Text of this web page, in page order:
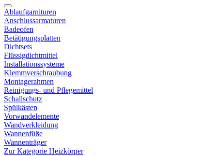
Ablaufgarnituren
Anschlussarmaturen
Badeofen
Betätigungsplatten
Dichtsets
Flüssigdichtmittel
Installationssysteme
Klemmverschraubung
Montagerahmen
Reinigungs- und Pflegemittel
Schallschutz
Spülkästen
Vorwandelemente
Wandverkleidung
Wannenfüße
Wannenträger
Zur Kategorie Heizkörper